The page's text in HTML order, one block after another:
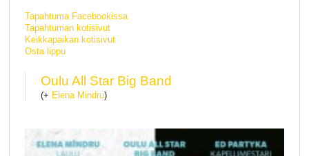
Tapahtuma Facebookissa
Tapahtuman kotisivut
Keikkapaikan kotisivut
Osta lippu
Oulu All Star Big Band
(+ Elena Mindru)